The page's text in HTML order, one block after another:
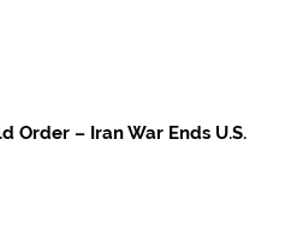
Order – Iran War Ends U.S.